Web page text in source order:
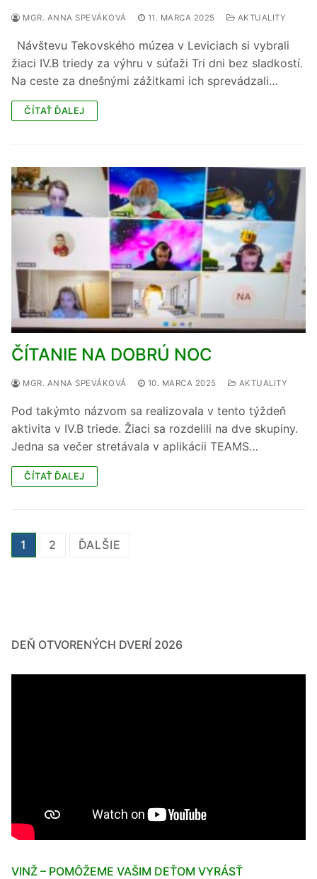
MGR. ANNA SPEVÁKOVÁ 11. MARCA 2025 AKTUALITY
Návštevu Tekovského múzea v Leviciach si vybrali
žiaci IV.B triedy za výhru v súťaži Tri dni bez sladkostí.
Na ceste za dnešnými zážitkami ich sprevádzali…
ČÍTAŤ ĎALEJ
ČÍTANIE NA DOBRÚ NOC
MGR. ANNA SPEVÁKOVÁ 10. MARCA 2025 AKTUALITY
Pod takýmto názvom sa realizovala v tento týždeň
aktivita v IV.B triede. Žiaci sa rozdelili na dve skupiny.
Jedna sa večer stretávala v aplikácii TEAMS…
ČÍTAŤ ĎALEJ
Navigácia
1 2 ĎALŠIE
DEŇ OTVORENÝCH DVERÍ 2026
VINŽ – POMÔŽEME VAŠIM DEŤOM VYRÁSŤ